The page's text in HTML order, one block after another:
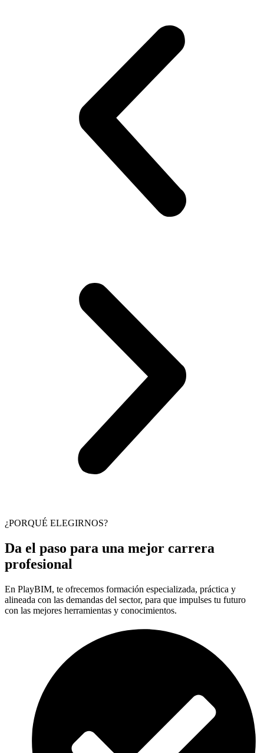
¿PORQUÉ ELEGIRNOS?
Da el paso para una mejor carrera
profesional
En PlayBIM, te ofrecemos formación especializada, práctica y
alineada con las demandas del sector, para que impulses tu futuro
con las mejores herramientas y conocimientos.